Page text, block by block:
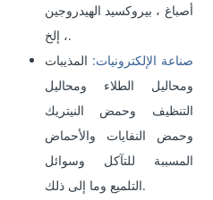
أصباغ ، بيروكسيد الهيدروجين
، إلخ.
صناعة الإلكترونيات: المذيبات
ومحاليل الطلاء ومحاليل
التنظيف وحمض النيتريك
وحمض النفايات والأحماض
المسببة للتآكل وسوائل
التلميع وما إلى ذلك.